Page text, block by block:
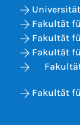
Fakultät
Fakultät
Fakultät
Fakultät